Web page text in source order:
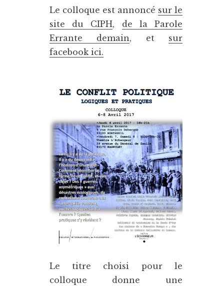
Le colloque est annoncé sur le
site du CIPH, de la Parole
Errante demain, et sur
facebook ici.
Le titre choisi pour le
colloque donne une